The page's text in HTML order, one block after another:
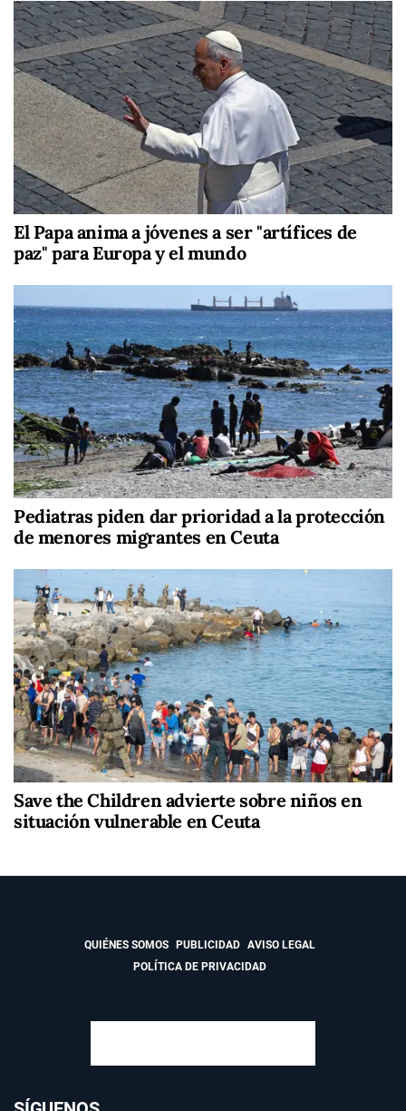
El Papa anima a jóvenes a ser "artífices de
paz" para Europa y el mundo
Pediatras piden dar prioridad a la protección
de menores migrantes en Ceuta
Save the Children advierte sobre niños en
situación vulnerable en Ceuta
QUIÉNES SOMOS PUBLICIDAD
AVISO LEGAL
POLÍTICA DE PRIVACIDAD